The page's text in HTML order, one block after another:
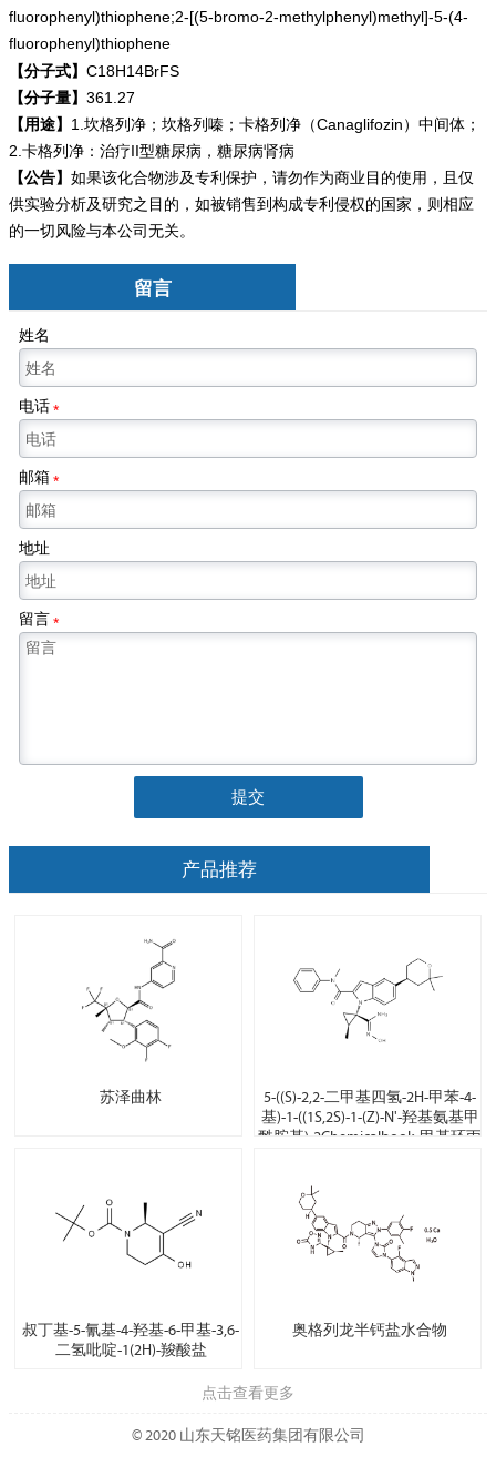
fluorophenyl)thiophene;2-[(5-bromo-2-methylphenyl)methyl]-5-(4-
fluorophenyl)thiophene
【分子式】 C18H14BrFS
【分子量】 361.27
【用途】 1.坎格列净；坎格列嗪；卡格列净（Canaglifozin）中间体；
2.卡格列净：治疗II型糖尿病，糖尿病肾病
【公告】 如果该化合物涉及专利保护，请勿作为商业目的使用，且仅
供实验分析及研究之目的，如被销售到构成专利侵权的国家，则相应
的一切风险与本公司无关。
留言
姓名
电话*
邮箱*
地址
留言*
提交
产品推荐
苏泽曲林
5-((S)-2,2-二甲基四氢-2H-甲苯-4-
基)-1-((1S,2S)-1-(Z)-N'-羟基氨基甲
酰胺基)-2Chemicalbook-甲基环丙
甲苯I湍流-2-甲胺
叔丁基-5-氰基-4-羟基-6-甲基-3,6-
二氢吡啶-1(2H)-羧酸盐
奥格列龙半钙盐水合物
点击查看更多
© 2020 山东天铭医药集团有限公司